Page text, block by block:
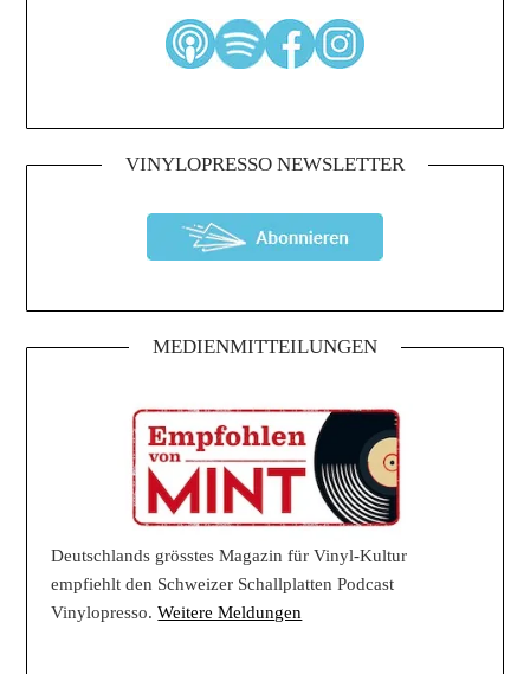
VINYLOPRESSO NEWSLETTER
MEDIENMITTEILUNGEN
Deutschlands grösstes Magazin für Vinyl-Kultur
empfiehlt den Schweizer Schallplatten Podcast
Vinylopresso.Weitere Meldungen